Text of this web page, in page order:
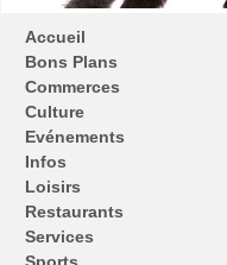
Accueil
Bons Plans
Commerces
Culture
Evénements
Infos
Loisirs
Restaurants
Services
Sports